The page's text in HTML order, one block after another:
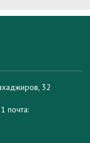
32
почта: